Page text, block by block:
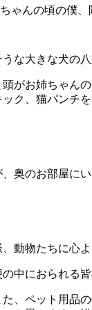
んの頃の僕
な大きな犬の
がお姉ちゃん
ク、猫パンチ
奥のお部屋に
動物たちに心よ
中におられる
、ペット用